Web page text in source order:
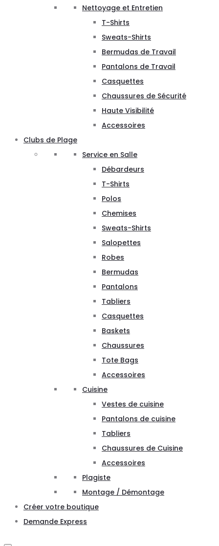
Nettoyage et Entretien
T-Shirts
Sweats-Shirts
Bermudas de Travail
Pantalons de Travail
Casquettes
Chaussures de Sécurité
Haute Visibilité
Accessoires
Clubs de Plage
Service en Salle
Débardeurs
T-Shirts
Polos
Chemises
Sweats-Shirts
Salopettes
Robes
Bermudas
Pantalons
Tabliers
Casquettes
Baskets
Chaussures
Tote Bags
Accessoires
Cuisine
Vestes de cuisine
Pantalons de cuisine
Tabliers
Chaussures de Cuisine
Accessoires
Plagiste
Montage / Démontage
Créer votre boutique
Demande Express